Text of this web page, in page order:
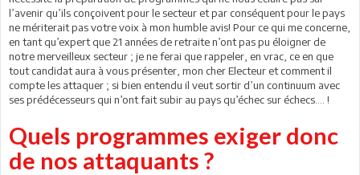
l’avenir qu’ils conçoivent pour le secteur et par conséquent pour le pays
ne mériterait pas votre voix à mon humble avis! Pour ce qui me concerne,
en tant qu’expert que 21 années de retraite n’ont pas pu éloigner de
notre merveilleux secteur ; je ne ferai que rappeler, en vrac, ce en que
tout candidat aura à vous présenter, mon cher Electeur et comment il
compte les attaquer ; si bien entendu il veut sortir d’un continuum avec
ses prédécesseurs qui n’ont fait subir au pays qu’échec sur échecs…. !
Quels programmes exiger donc
de nos attaquants ?